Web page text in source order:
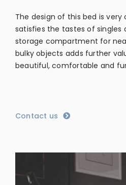
The design of this bed is
satisfies the tastes of singles
storage compartment for
bulky objects adds further
beautiful, comfortable and
Contact us